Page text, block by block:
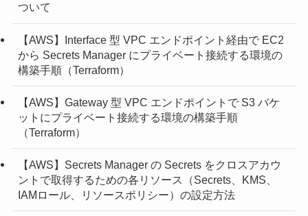
ついて
【AWS】Interface 型 VPC エンドポイント経由で EC2
から Secrets Manager にプライベート接続する環境の
構築手順（Terraform）
【AWS】Gateway 型 VPC エンドポイントで S3 バケ
ットにプライベート接続する環境の構築手順
（Terraform）
【AWS】Secrets Manager の Secrets をクロスアカウ
ントで取得するための各リソース（Secrets、KMS、
IAMロール、リソースポリシー）の設定方法